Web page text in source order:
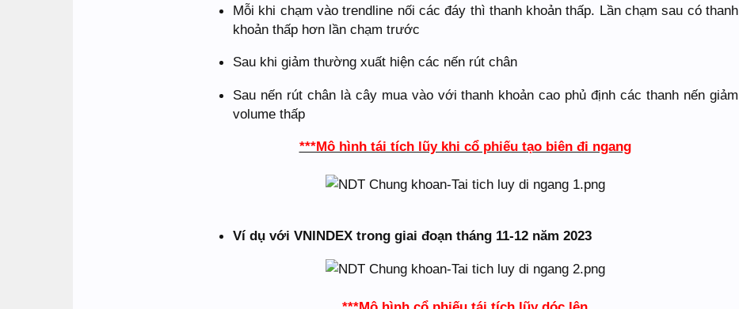
Mỗi khi chạm vào trendline nối các đáy thì thanh khoản thấp. Lần chạm sau có thanh
khoản thấp hơn lần chạm trước
Sau khi giảm thường xuất hiện các nến rút chân
Sau nến rút chân là cây mua vào với thanh khoản cao phủ định các thanh nến giảm
volume thấp
***Mô hình tái tích lũy khi cổ phiếu tạo biên đi ngang
Ví dụ với VNINDEX trong giai đoạn tháng 11-12 năm 2023